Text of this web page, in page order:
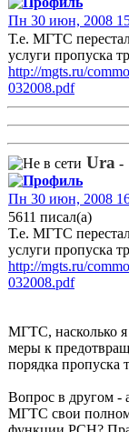
Пн 30 июн, 2008
Т.е. МГТС
услуги пропуска
http://mgts.ru/
032008.pdf
Ura -
Пн 30 июн, 2008
5611 писал(а)
Т.е. МГТС
услуги пропуска
http://mgts.ru/
032008.pdf
МГТС, насколько
меры к
порядка пропуска
Вопрос в другом -
МГТС свои